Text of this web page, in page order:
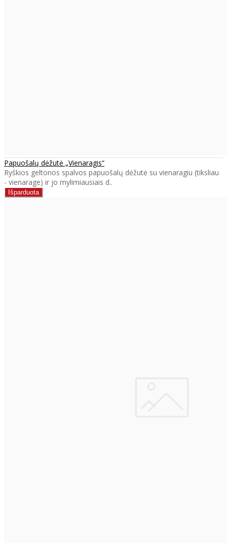
Papuošalų dėžutė „Vienaragis“
Ryškios geltonos spalvos papuošalų dėžutė su vienaragiu (tiksliau
- vienarage) ir jo mylimiausiais d..